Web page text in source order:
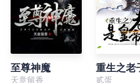
至尊神魔
天意留香 贰蛋